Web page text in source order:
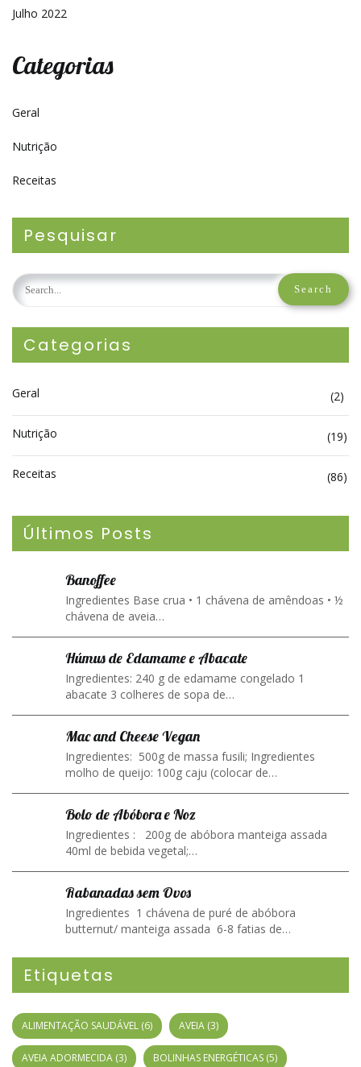
Julho 2022
Categorias
Geral
Nutrição
Receitas
Pesquisar
Categorias
Geral (2)
Nutrição (19)
Receitas (86)
Últimos Posts
Banoffee
Ingredientes Base crua • 1 chávena de amêndoas • ½
chávena de aveia…
Húmus de Edamame e Abacate
Ingredientes: 240 g de edamame congelado 1
abacate 3 colheres de sopa de…
Mac and Cheese Vegan
Ingredientes: 500g de massa fusili; Ingredientes
molho de queijo: 100g caju (colocar de…
Bolo de Abóbora e Noz
Ingredientes : 200g de abóbora manteiga assada
40ml de bebida vegetal;…
Rabanadas sem Ovos
Ingredientes 1 chávena de puré de abóbora
butternut/ manteiga assada 6-8 fatias de…
Etiquetas
ALIMENTAÇÃO SAUDÁVEL (6) AVEIA (3)
AVEIA ADORMECIDA (3) BOLINHAS ENERGÉTICAS (5)